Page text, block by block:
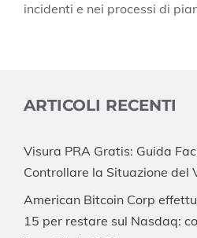
incidenti e nei processi di
ARTICOLI RECENTI
Visura PRA Gratis: Guida
Controllare la Situazione del
American Bitcoin Corp
15 per restare sul Nasdaq: